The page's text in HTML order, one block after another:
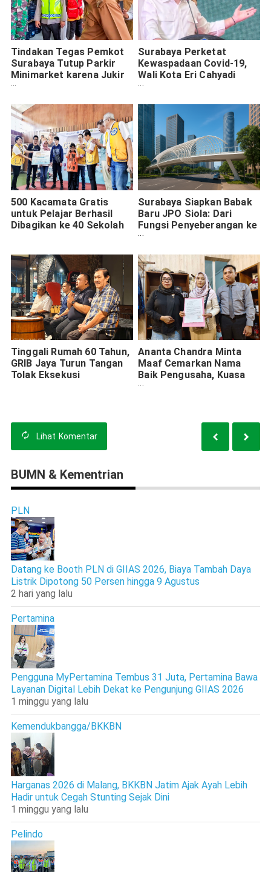
Tindakan Tegas Pemkot
Surabaya Tutup Parkir
Minimarket karena Jukir
Liar
Surabaya Perketat
Kewaspadaan Covid-19,
Wali Kota Eri Cahyadi
Terbitkan Surat Edaran
500 Kacamata Gratis
untuk Pelajar Berhasil
Dibagikan ke 40 Sekolah
Surabaya Siapkan Babak
Baru JPO Siola: Dari
Fungsi Penyeberangan ke
Spot Foto Ikonik
Tinggali Rumah 60 Tahun,
GRIB Jaya Turun Tangan
Tolak Eksekusi
Ananta Chandra Minta
Maaf Cemarkan Nama
Baik Pengusaha, Kuasa
Hukum: Buru Dalangnya
Lihat Komentar
BUMN & Kementrian
PLN
Datang ke Booth PLN di GIIAS 2026, Biaya Tambah Daya
Listrik Dipotong 50 Persen hingga 9 Agustus
2 hari yang lalu
Pertamina
Pengguna MyPertamina Tembus 31 Juta, Pertamina Bawa
Layanan Digital Lebih Dekat ke Pengunjung GIIAS 2026
1 minggu yang lalu
Kemendukbangga/BKKBN
Harganas 2026 di Malang, BKKBN Jatim Ajak Ayah Lebih
Hadir untuk Cegah Stunting Sejak Dini
1 minggu yang lalu
Pelindo